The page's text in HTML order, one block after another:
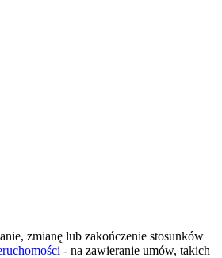
zmianę lub zakończenie stosunków
- na zawieranie umów, takich